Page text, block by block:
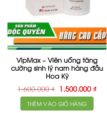
VipMax – Viên uống tăng
cường sinh lý nam hàng đầu
Hoa Kỳ
1.600.000₫ Giá
gốc
là:
1.600.000 ₫.
1.500.000 ₫Giá
hiện
THÊM VÀO GIỎ HÀNG